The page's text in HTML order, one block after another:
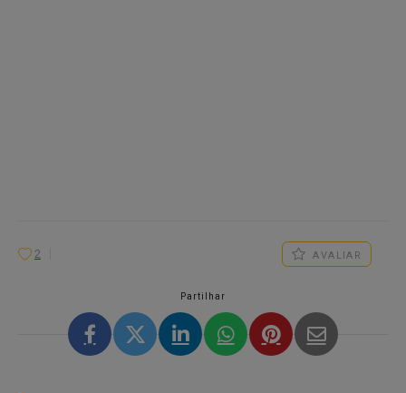
2 AVALIAR
Partilhar